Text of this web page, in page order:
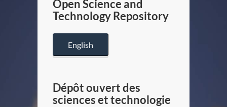
Canada
Open Science and
Technology Repository
English
Dépôt ouvert des
sciences et technologie